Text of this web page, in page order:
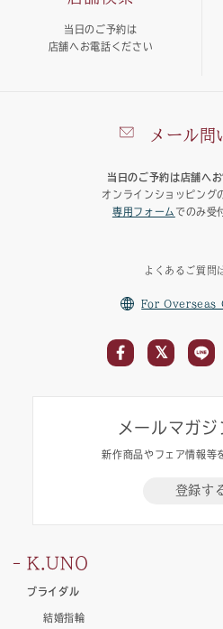
メール問
当日のご予約は店舗へお
オンラインショッピング
専用フォーム でのみ受
当日のご予約は
店舗へお電話ください
よくあるご質問
For Overseas
メールマガ
新作商品やフェア情報等
登録す
K.UNO
ブライダル
結婚指輪